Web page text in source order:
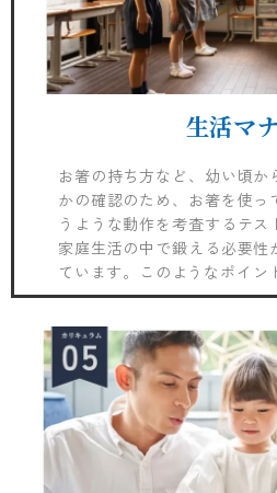
生活マ
お箸の持ち方など、幼い頃か
かの確認のため、お箸を使っ
うような動作を考査するテ
家庭生活の中で鍛える必要性
ています。このようなポイン